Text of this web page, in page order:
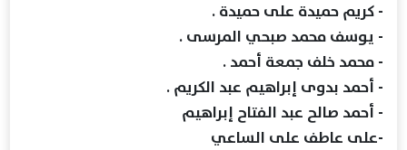
- كريم حميدة على حميدة .
- يوسف محمد صبحي المرسى .
- محمد خلف جمعة أحمد .
- أحمد بدوى إبراهيم عبد الكريم .
- أحمد صالح عبد الفتاح إبراهيم
-على عاطف على الساعي